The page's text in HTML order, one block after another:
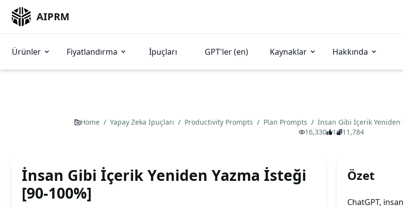
AIPRM
Ürünler Fiyatlandırma İpuçları GPT'ler (en) Kaynaklar Hakkında
Home / Yapay Zeka İpuçları / Productivity Prompts / Plan Prompts / İnsan Gibi İçerik Yeniden
16,330
1 11,784
İnsan Gibi İçerik Yeniden Yazma İsteği
[90-100%]
Özet
ChatGPT,